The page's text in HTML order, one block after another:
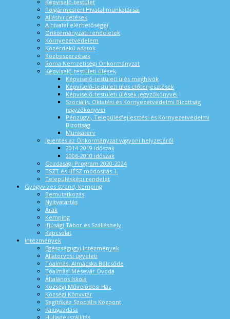
Képviselő-testület
Polgármesteri Hivatal munkatársai
Álláshirdetések
A hivatal elérhetőségei
Önkormányzati rendeletek
Környezetvédelem
Közérdekű adatok
Közbeszerzések
Roma Nemzetiségi Önkormányzat
Képviselő-testületi ülések
Képviselő-testületi ülés meghívók
Képviselő-testületi ülés előterjesztések
Képviselő-testületi ülések jegyzőkönyvei
Szociális, Oktatási és Környezetvédelmi Bizottság
jegyzőkönyvei
Pénzügyi, Településfejlesztési és Környezetvédelmi
Bizottság
Munkaterv
Jelentés az Önkormányzat vagyoni helyzetéről
2014-2019 időszak
2006-2010 időszak
Gazdasági Program 2020-2024
TSZT és HÉSZ módosítás 1.
Településképi rendelet
Gyógyvizes strand, kemping
Bemutatkozás
Nyitvatartás
Árak
Kemping
Ifjúsági Tábor és Szálláshely
Kapcsolat
Intézmények
Egészségügyi Intézmények
Állatorvosi ügyeleti
Tóalmási Almácska Bölcsőde
Tóalmási Mesevár Óvoda
Általános Iskola
Községi Művelődési Ház
Községi Könyvtár
Segítőkéz Szociális Központ
Falugazdász
Hulladékszállítás